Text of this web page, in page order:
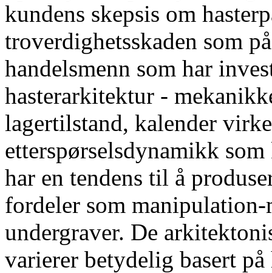
kundens skepsis om
troverdighetsskaden som
handelsmenn som har
hasterarkitektur -
lagertilstand, kalender
etterspørselsdynamikk
har en tendens til å
fordeler som
undergraver. De
varierer betydelig basert